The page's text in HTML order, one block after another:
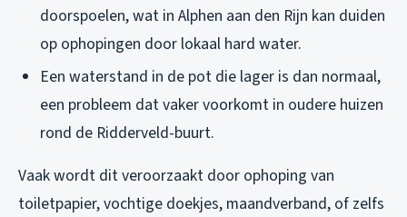
doorspoelen, wat in Alphen aan den Rijn kan duiden
op ophopingen door lokaal hard water.
Een waterstand in de pot die lager is dan normaal,
een probleem dat vaker voorkomt in oudere huizen
rond de Ridderveld-buurt.
Vaak wordt dit veroorzaakt door ophoping van
toiletpapier, vochtige doekjes, maandverband, of zelfs